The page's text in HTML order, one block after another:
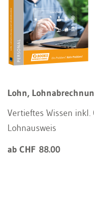
Lohn,
Vertieftes Wissen
Lohnausweis
ab CHF 88.00